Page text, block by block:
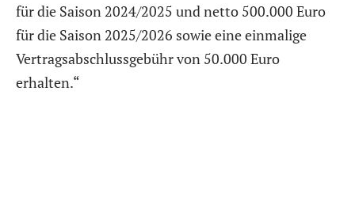
für die Saison 2024/2025 und netto 500.000 Euro
für die Saison 2025/2026 sowie eine einmalige
Vertragsabschlussgebühr von 50.000 Euro
erhalten.“